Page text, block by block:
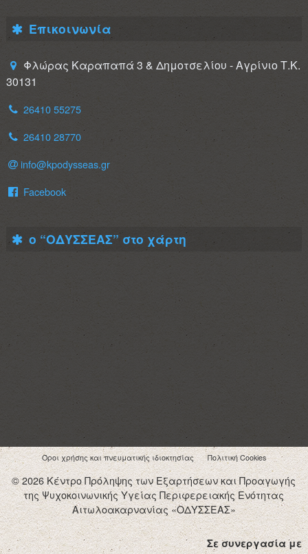
Επικοινωνία
Φλώρας Καραπαπά 3 & Δημοτσελίου - Αγρίνιο Τ.Κ.
30131
26410 55275
26410 28770
info@kpodysseas.gr
Facebook
ο “ΟΔΥΣΣΕΑΣ” στο χάρτη
Όροι χρήσης και πνευματικής ιδιοκτησίας Πολιτική Cookies
© 2026 Κέντρο Πρόληψης των Εξαρτήσεων και Προαγωγής
της Ψυχοκοινωνικής Υγείας Περιφερειακής Ενότητας
Αιτωλοακαρνανίας «ΟΔΥΣΣΕΑΣ»
Σε συνεργασία με